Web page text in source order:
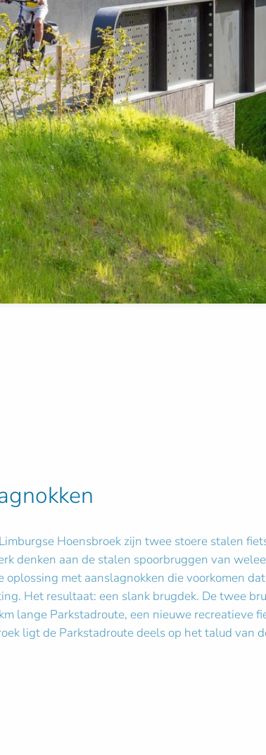
Hoensbroek zijn twee stoere stalen
denken aan de stalen spoorbruggen van
met aanslagnokken die voorkomen
Het resultaat: een slank brugdek. De twee
lange Parkstadroute, een nieuwe
ligt de Parkstadroute deels op het talud van